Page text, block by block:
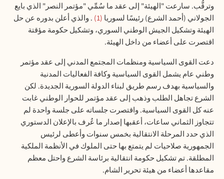
وترقُّب. سارعت "الهيئة" إلى عقد ما سُمِّي "مؤتمر النصر" الذي بايع
الجولاني (أحمد الشرع) رئيسًا لسوريا 1 . والذي أعلن بدوره عن حل
الهيئة وتشكيل الجيش الوطني السوري، وتشكيل حكومة مؤقتة
اقتصرت على أعضاء من داخل الهيئة.
دعت القوى السياسية ومنظمات المجتمع المدني إلى عقد مؤتمر
وطني عام يشمل القوى السياسية وكافة الفعاليات المدنية
والسياسية بهدف رسم طريق لبناء الدولة السورية الجديدة. لكن
الشرع تجاهل الطلب وذهب إلى عقد مؤتمر للحوار الوطني غابت
عنه كل القوى السياسية. واقتصرت جلساته على جلسة واحدة لم
تتجاوز الثماني ساعات، أعقبها إصدار ما عُرف بالإعلان الدستوري
الذي حدد المرحلة الانتقالية بخمس سنوات وأعطى لرئيس
الجمهورية صلاحيات لم يتمتع بها حتى الملوك في الأنظمة الملكية
المطلقة. تم تشكيل حكومة انتقالية برئاسة الشرع واحتل معظم
مقاعدها أعضاء من هيئة تحرير الشام.